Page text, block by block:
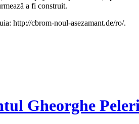
a fi construit.
http://cbrom-noul-asezamant.de/ro/.
Gheorghe